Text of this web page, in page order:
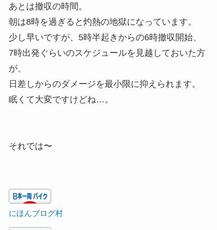
あとは撤収の時間。
朝は8時を過ぎると灼熱の地獄になっています。
少し早いですが、5時半起きからの6時撤収開始、
7時出発ぐらいのスケジュールを見越しておいた方
が、
日差しからのダメージを最小限に抑えられます。
眠くて大変ですけどね…。
それでは〜
にほんブログ村